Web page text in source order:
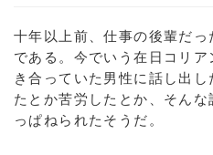
十年以上前、仕事の後輩だ
である。今でいう在日コリ
き合っていた男性に話し出
たとか苦労したとか、そん
っぱねられたそうだ。